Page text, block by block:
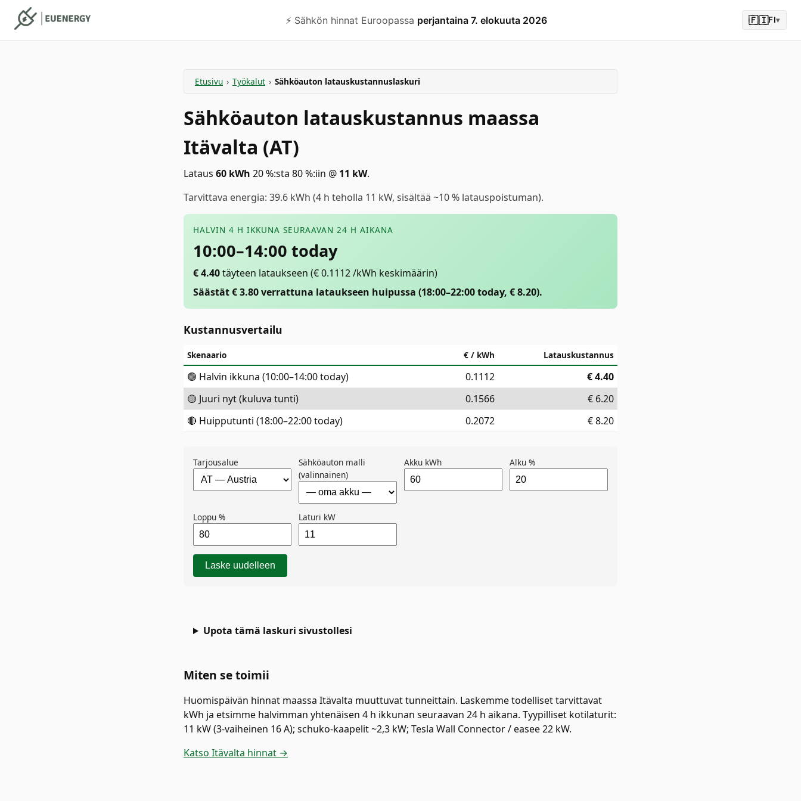
⚡️ Sähkön hinnat Euroopassa perjantaina 7. elokuuta 2026 🇫🇮FI▾
Etusivu › Työkalut › Sähköauton latauskustannuslaskuri
Sähköauton latauskustannus maassa
Itävalta (AT)
Lataus 60 kWh 20 %:sta 80 %:iin @ 11 kW.
Tarvittava energia: 39.6 kWh (4 h teholla 11 kW, sisältää ~10 % latauspoistuman).
HALVIN 4 H IKKUNA SEURAAVAN 24 H AIKANA
10:00–14:00 today
€4.40täyteen lataukseen (€ 0.1112 /kWh keskimäärin)
Säästät € 3.80 verrattuna lataukseen huipussa (18:00–22:00 today, € 8.20).
Kustannusvertailu
Skenaario € / kWh Latauskustannus
🟢 Halvin ikkuna (10:00–14:00 today) 0.1112 €4.40
🟡 Juuri nyt (kuluva tunti)
0.1566 € 6.20
🔴 Huipputunti (18:00–22:00 today)
0.2072 €8.20
Tarjousalue
Sähköauton malli
(valinnainen)
Akku kWh Alku %
Loppu % Laturi kW
Laske uudelleen
Upota tämä laskuri sivustollesi
Miten se toimii
Huomispäivän hinnat maassa Itävalta muuttuvat tunneittain. Laskemme todelliset tarvittavat
kWh ja etsimme halvimman yhtenäisen 4 h ikkunan seuraavan 24 h aikana. Tyypilliset kotilaturit:
11 kW (3-vaiheinen 16 A); schuko-kaapelit ~2,3 kW; Tesla Wall Connector / easee 22 kW.
Katso Itävalta hinnat →